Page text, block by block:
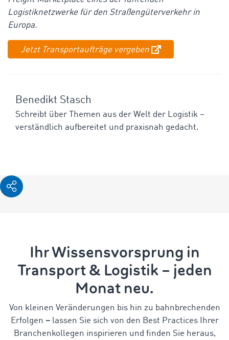
Logistiknetzwerke für den Straßengüterverkehr in
Europa.
Jetzt Transportaufträge vergeben
Benedikt Stasch
Schreibt über Themen aus der Welt der Logistik –
verständlich aufbereitet und praxisnah gedacht.
Ihr Wissensvorsprung in
Transport & Logistik – jeden
Monat neu.
Von kleinen Veränderungen bis hin zu bahnbrechenden
Erfolgen –lassen Sie sich von den Best Practices Ihrer
Branchenkollegen inspirieren und finden Sie heraus,